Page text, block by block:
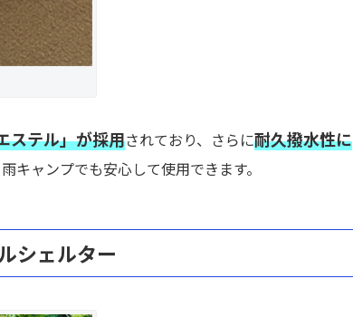
ステル」が採用されており、さらに耐久撥水性に
キャンプでも安心して使用できます。
シェルター